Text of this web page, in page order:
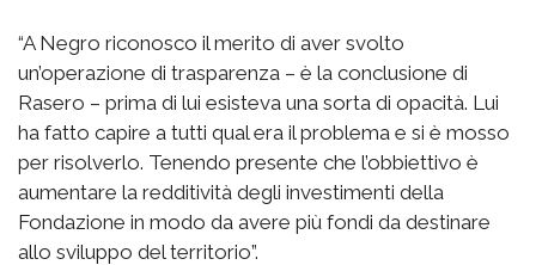
“A Negro riconosco il merito di aver svolto
un’operazione di trasparenza – è la conclusione di
Rasero – prima di lui esisteva una sorta di opacità. Lui
ha fatto capire a tutti qual era il problema e si è mosso
per risolverlo. Tenendo presente che l’obbiettivo è
aumentare la redditività degli investimenti della
Fondazione in modo da avere più fondi da destinare
allo sviluppo del territorio”.